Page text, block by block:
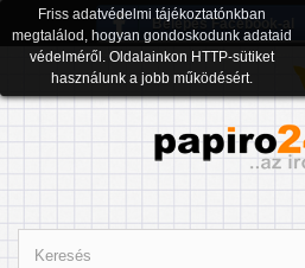
Belépés Facebook-al
Friss adatvédelmi tájékoztatónkban
megtalálod, hogyan gondoskodunk adataid
védelméről. Oldalainkon HTTP-sütiket
használunk a jobb működésért.